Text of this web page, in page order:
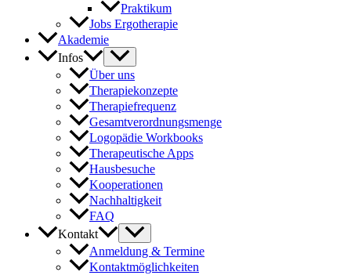
Praktikum
Jobs Ergotherapie
Akademie
Infos
Über uns
Therapiekonzepte
Therapiefrequenz
Gesamtverordnungsmenge
Logopädie Workbooks
Therapeutische Apps
Hausbesuche
Kooperationen
Nachhaltigkeit
FAQ
Kontakt
Anmeldung & Termine
Kontaktmöglichkeiten